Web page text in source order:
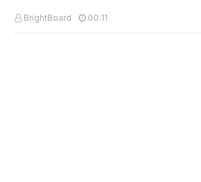
BrightBoard 00:11